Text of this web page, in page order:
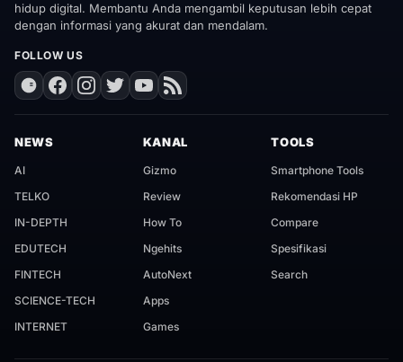
hidup digital. Membantu Anda mengambil keputusan lebih cepat
dengan informasi yang akurat dan mendalam.
FOLLOW US
NEWS
AI
TELKO
IN-DEPTH
EDUTECH
FINTECH
SCIENCE-TECH
INTERNET
KANAL
Gizmo
Review
How To
Ngehits
AutoNext
Apps
Games
TOOLS
Smartphone Tools
Rekomendasi HP
Compare
Spesifikasi
Search